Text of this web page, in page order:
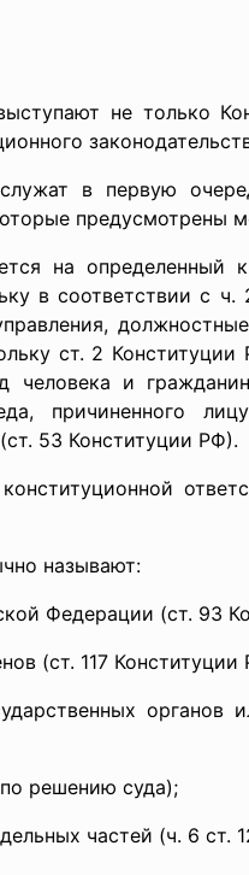
не только
служат в первую
предусмотрены
на
в соответствии с
ст. 2 Конституции
и
причиненного
53 Конституции РФ).
называют:
Федерации (ст. 93
(ст. 117 Конституции
органов
решению суда);
частей (ч. 6 ст.